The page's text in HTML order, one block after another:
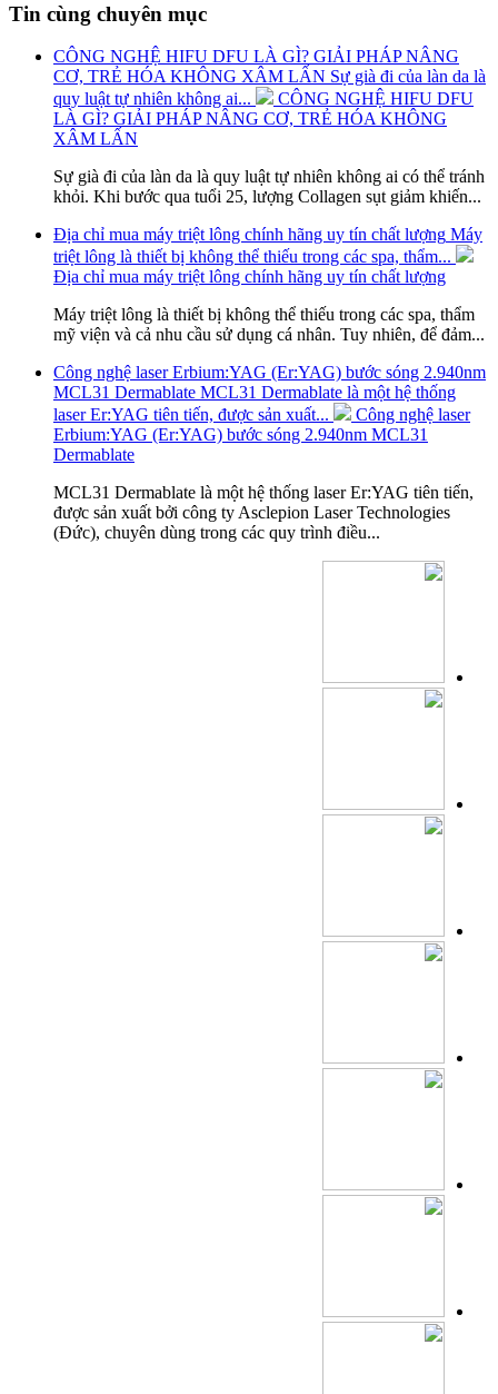
Tin cùng chuyên mục
CÔNG NGHỆ HIFU DFU LÀ GÌ? GIẢI PHÁP NÂNG
CƠ, TRẺ HÓA KHÔNG XÂM LẤN Sự già đi của làn da là
quy luật tự nhiên không ai...
CÔNG NGHỆ HIFU DFU
LÀ GÌ? GIẢI PHÁP NÂNG CƠ, TRẺ HÓA KHÔNG
XÂM LẤN
Sự già đi của làn da là quy luật tự nhiên không ai có thể tránh
khỏi. Khi bước qua tuổi 25, lượng Collagen sụt giảm khiến...
Địa chỉ mua máy triệt lông chính hãng uy tín chất lượng Máy
triệt lông là thiết bị không thể thiếu trong các spa, thẩm...
Địa chỉ mua máy triệt lông chính hãng uy tín chất lượng
Máy triệt lông là thiết bị không thể thiếu trong các spa, thẩm
mỹ viện và cả nhu cầu sử dụng cá nhân. Tuy nhiên, để đảm...
Công nghệ laser Erbium:YAG (Er:YAG) bước sóng 2.940nm
MCL31 Dermablate MCL31 Dermablate là một hệ thống
laser Er:YAG tiên tiến, được sản xuất...
Công nghệ laser
Erbium:YAG (Er:YAG) bước sóng 2.940nm MCL31
Dermablate
MCL31 Dermablate là một hệ thống laser Er:YAG tiên tiến,
được sản xuất bởi công ty Asclepion Laser Technologies
(Đức), chuyên dùng trong các quy trình điều...